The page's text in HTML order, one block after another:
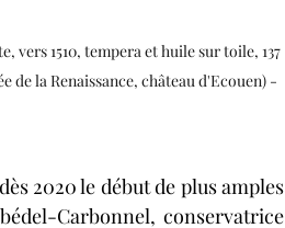
vers 1510, tempera et huile sur toile, 137
de la Renaissance, château d'Ecouen) -
2020 le début de plus amples
Carbonnel, conservatrice